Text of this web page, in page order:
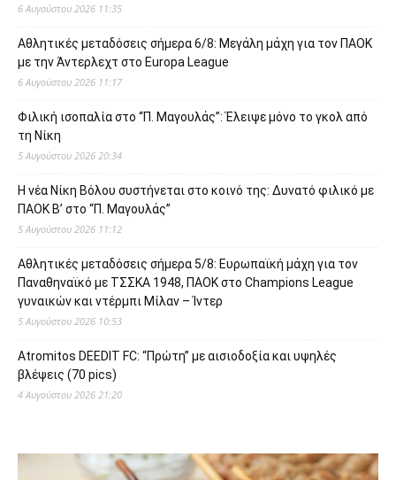
6 Αυγούστου 2026 11:35
Αθλητικές μεταδόσεις σήμερα 6/8: Μεγάλη μάχη για τον ΠΑΟΚ
με την Άντερλεχτ στο Europa League
6 Αυγούστου 2026 11:17
Φιλική ισοπαλία στο “Π. Μαγουλάς”: Έλειψε μόνο το γκολ από
τη Νίκη
5 Αυγούστου 2026 20:34
Η νέα Νίκη Βόλου συστήνεται στο κοινό της: Δυνατό φιλικό με
ΠΑΟΚ Β’ στο “Π. Μαγουλάς”
5 Αυγούστου 2026 11:12
Αθλητικές μεταδόσεις σήμερα 5/8: Ευρωπαϊκή μάχη για τον
Παναθηναϊκό με ΤΣΣΚΑ 1948, ΠΑΟΚ στο Champions League
γυναικών και ντέρμπι Μίλαν – Ίντερ
5 Αυγούστου 2026 10:53
Atromitos DEEDIT FC: “Πρώτη” με αισιοδοξία και υψηλές
βλέψεις (70 pics)
4 Αυγούστου 2026 21:20